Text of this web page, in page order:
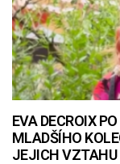
EVA DECROIX
MLADŠÍHO
JEJICH VZTAHU